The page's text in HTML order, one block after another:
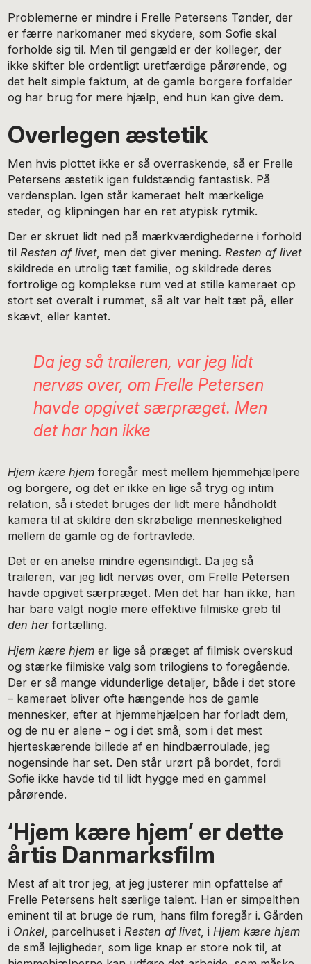
Problemerne er mindre i Frelle Petersens Tønder, der
er færre narkomaner med skydere, som Sofie skal
forholde sig til. Men til gengæld er der kolleger, der
ikke skifter ble ordentligt uretfærdige pårørende, og
det helt simple faktum, at de gamle borgere forfalder
og har brug for mere hjælp, end hun kan give dem.
Overlegen æstetik
Men hvis plottet ikke er så overraskende, så er Frelle
Petersens æstetik igen fuldstændig fantastisk. På
verdensplan. Igen står kameraet helt mærkelige
steder, og klipningen har en ret atypisk rytmik.
Der er skruet lidt ned på mærkværdighederne i forhold
tilResten af livet, men det giver mening.Resten af livet
skildrede en utrolig tæt familie, og skildrede deres
fortrolige og komplekse rum ved at stille kameraet op
stort set overalt i rummet, så alt var helt tæt på, eller
skævt, eller kantet.
Da jeg så traileren, var jeg lidt
nervøs over, om Frelle Petersen
havde opgivet særpræget. Men
det har han ikke
Hjem kære hjemforegår mest mellem hjemmehjælpere
og borgere, og det er ikke en lige så tryg og intim
relation, så i stedet bruges der lidt mere håndholdt
kamera til at skildre den skrøbelige menneskelighed
mellem de gamle og de fortravlede.
Det er en anelse mindre egensindigt. Da jeg så
traileren, var jeg lidt nervøs over, om Frelle Petersen
havde opgivet særpræget. Men det har han ikke, han
har bare valgt nogle mere effektive filmiske greb til
den herfortælling.
Hjem kære hjemer lige så præget af filmisk overskud
og stærke filmiske valg som trilogiens to foregående.
Der er så mange vidunderlige detaljer, både i det store
– kameraet bliver ofte hængende hos de gamle
mennesker, efter at hjemmehjælpen har forladt dem,
og de nu er alene – og i det små, som i det mest
hjerteskærende billede af en hindbærroulade, jeg
nogensinde har set. Den står urørt på bordet, fordi
Sofie ikke havde tid til lidt hygge med en gammel
pårørende.
‘Hjem kære hjem’ er dette
årtis Danmarksfilm
Mest af alt tror jeg, at jeg justerer min opfattelse af
Frelle Petersens helt særlige talent. Han er simpelthen
eminent til at bruge de rum, hans film foregår i. Gården
i Onkel , parcelhuset i Resten af livet, i Hjem kære hjem
de små lejligheder, som lige knap er store nok til, at